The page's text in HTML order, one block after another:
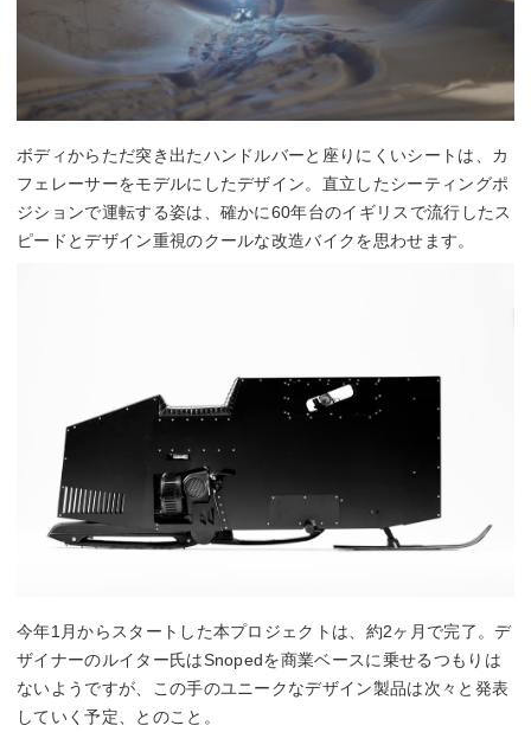
ボディからただ突き出たハンドルバーと座りにくいシートは、カ
フェレーサーをモデルにしたデザイン。直立したシーティングポ
ジションで運転する姿は、確かに60年台のイギリスで流行したス
ピードとデザイン重視のクールな改造バイクを思わせます。
今年1月からスタートした本プロジェクトは、約2ヶ月で完了。デ
ザイナーのルイター氏はSnopedを商業ベースに乗せるつもりは
ないようですが、この手のユニークなデザイン製品は次々と発表
していく予定、とのこと。